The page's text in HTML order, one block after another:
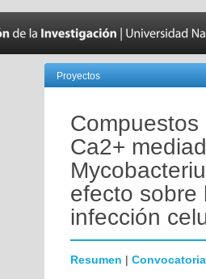
Proyectos
Ca2+
efecto sobre
infección
Resumen | Convocatoria